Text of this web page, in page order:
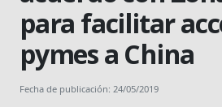
para facilitar
pymes a China
Fecha de publicación: 24/05/2019